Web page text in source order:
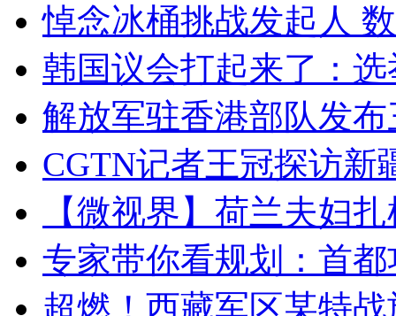
悼念冰桶挑战发起人
韩国议会打起来了：
解放军驻香港部队发
CGTN记者王冠探访新
【微视界】荷兰夫妇
专家带你看规划：首
超燃！西藏军区某特